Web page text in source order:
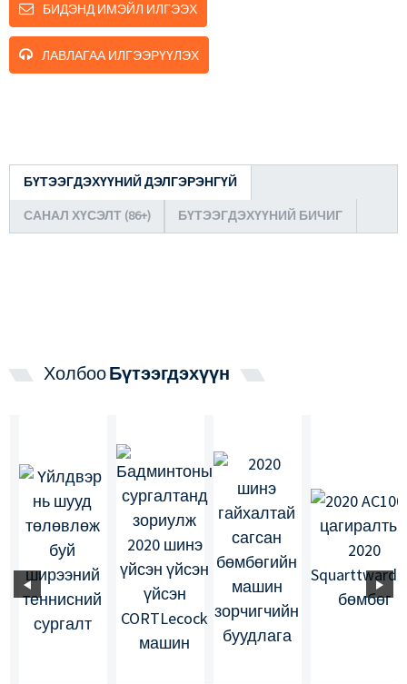
БИДЭНД ИМЭЙЛ ИЛГЭЭХ
ЛАВЛАГАА ИЛГЭЭРҮҮЛЭХ
БҮТЭЭГДЭХҮҮНИЙ ДЭЛГЭРЭНГҮЙ
САНАЛ ХҮСЭЛТ (86+) БҮТЭЭГДЭХҮҮНИЙ БИЧИГ
ХолбооБүтээгдэхүүн